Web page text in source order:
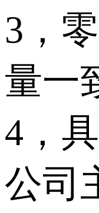
3，
量一
4，
公司